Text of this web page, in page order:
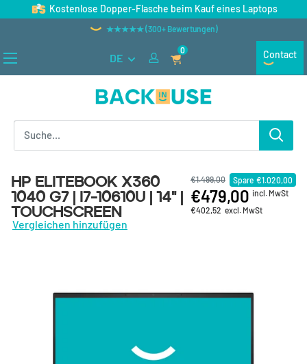
Direkt zum InhaltKostenlose Dopper-Flasche beim Kauf eines Laptops
★★★★★ (300+ Bewertungen)
Back in Use
DE
0 Contact
HP EliteBook X360
1040 G7 | i7-10610U | 14" |
Touchscreen
€1.499,00 Spare €1.020,00
€479,00 incl. MwSt
€402,52 excl. MwSt
Vergleichen hinzufügen